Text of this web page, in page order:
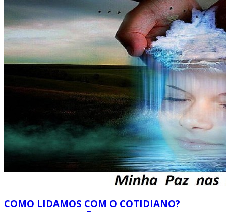
COMO LIDAMOS COM O COTIDIANO?